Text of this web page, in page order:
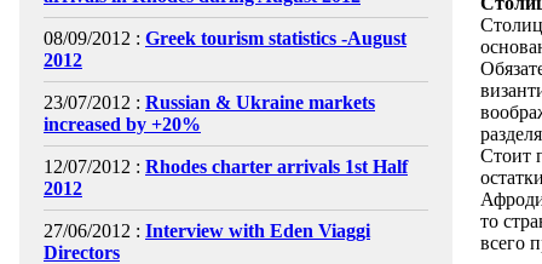
08/09/2012 : Greek tourism statistics -August
2012
23/07/2012 : Russian & Ukraine markets
increased by +20%
12/07/2012 : Rhodes charter arrivals 1st Half
2012
27/06/2012 : Interview with Eden Viaggi
Directors
Стоит
то
всего